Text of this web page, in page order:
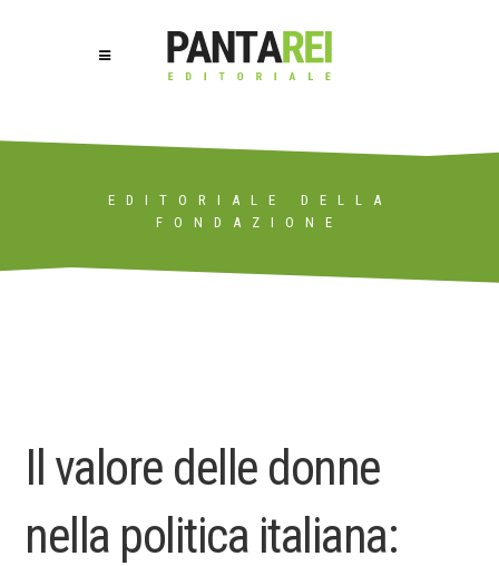
EDITORIALE DELLA
FONDAZIONE
Il valore delle donne
nella politica italiana: